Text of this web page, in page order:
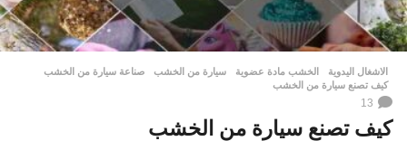
الاشغال اليدوية الخشب مادة عضوية ,
سيارة من الخشب ,
صناعة سيارة من الخشب
كيف تصنع سيارة من الخشب
13
كيف تصنع سيارة من الخشب